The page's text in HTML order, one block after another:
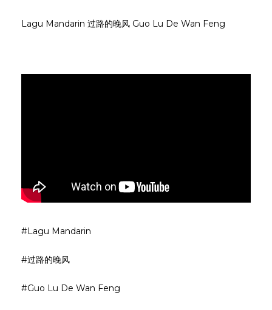
Lagu Mandarin 过路的晚风 Guo Lu De Wan Feng
#Lagu Mandarin
#过路的晚风
#Guo Lu De Wan Feng